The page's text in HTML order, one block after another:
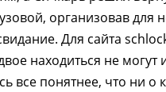
организовав для
Для сайта
находиться не могут
все понятнее, что ни о